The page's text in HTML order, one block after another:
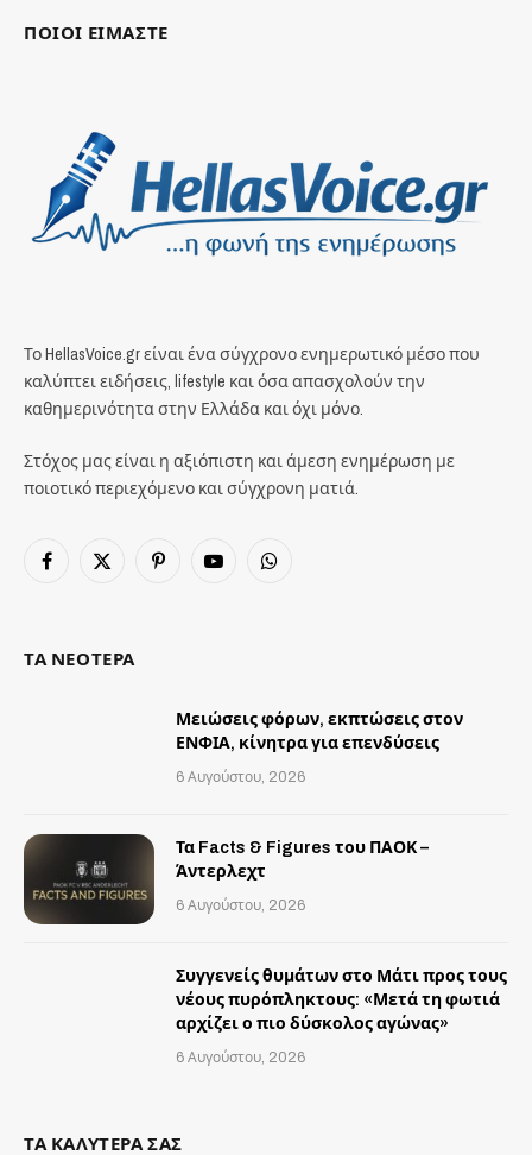
ΠΟΙΟΙ ΕΙΜΑΣΤΕ
Το HellasVoice.gr είναι ένα σύγχρονο ενημερωτικό μέσο που
καλύπτει ειδήσεις, lifestyle και όσα απασχολούν την
καθημερινότητα στην Ελλάδα και όχι μόνο.
Στόχος μας είναι η αξιόπιστη και άμεση ενημέρωση με
ποιοτικό περιεχόμενο και σύγχρονη ματιά.
Facebook
X
PinterestYouTubeWhatsApp
ΤΑ ΝΕΟΤΕΡΑ
Μειώσεις φόρων, εκπτώσεις στον
ΕΝΦΙΑ, κίνητρα για επενδύσεις
6 Αυγούστου, 2026
Τα Facts & Figures του ΠΑΟΚ –
Άντερλεχτ
6 Αυγούστου, 2026
Συγγενείς θυμάτων στο Μάτι προς τους
νέους πυρόπληκτους: «Μετά τη φωτιά
αρχίζει ο πιο δύσκολος αγώνας»
6 Αυγούστου, 2026
ΤΑ ΚΑΛΥΤΕΡΑ ΣΑΣ